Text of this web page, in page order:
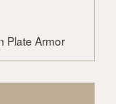
Plate Armor